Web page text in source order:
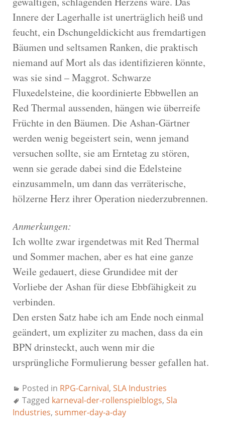
Innere der Lagerhalle ist unerträglich heiß und
feucht, ein Dschungeldickicht aus fremdartigen
Bäumen und seltsamen Ranken, die praktisch
niemand auf Mort als das identifizieren könnte,
was sie sind – Maggrot. Schwarze
Fluxedelsteine, die koordinierte Ebbwellen an
Red Thermal aussenden, hängen wie überreife
Früchte in den Bäumen. Die Ashan-Gärtner
werden wenig begeistert sein, wenn jemand
versuchen sollte, sie am Erntetag zu stören,
wenn sie gerade dabei sind die Edelsteine
einzusammeln, um dann das verräterische,
hölzerne Herz ihrer Operation niederzubrennen.
Anmerkungen:
Ich wollte zwar irgendetwas mit Red Thermal
und Sommer machen, aber es hat eine ganze
Weile gedauert, diese Grundidee mit der
Vorliebe der Ashan für diese Ebbfähigkeit zu
verbinden.
Den ersten Satz habe ich am Ende noch einmal
geändert, um expliziter zu machen, dass da ein
BPN drinsteckt, auch wenn mir die
ursprüngliche Formulierung besser gefallen hat.
Posted in RPG-Carnival, SLA Industries
Tagged karneval-der-rollenspielblogs, Sla
Industries, summer-day-a-day